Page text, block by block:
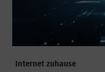
Internet zuhause